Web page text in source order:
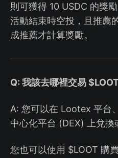
則可獲得 10 USDC 的獎
活動結束時空投，且推薦
成推薦才計算獎勵。
Q: 我該去哪裡交易
A: 您可以在 Lootex 平台
中心化平台 (DEX) 上兌換
您也可以使用 $LOOT 購